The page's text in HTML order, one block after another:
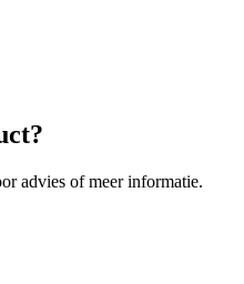
advies of meer informatie.